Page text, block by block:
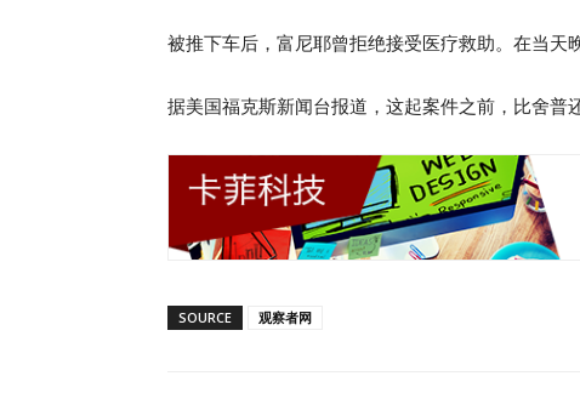
被推下车后，富尼耶曾拒绝接受医疗救助。在当天
据美国福克斯新闻台报道，这起案件之前，比舍普
SOURCE 观察者网